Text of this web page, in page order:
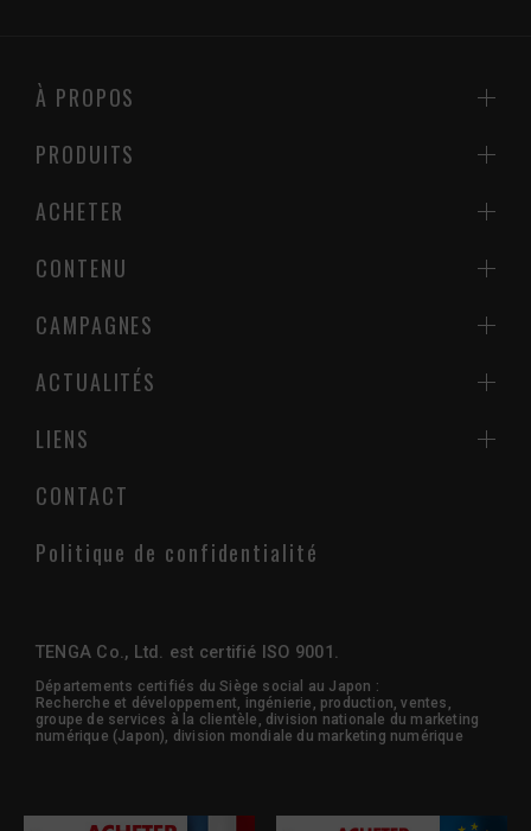
À PROPOS
PRODUITS
ACHETER
CONTENU
ACTUALITÉS
CONTACT
Politique de confidentialité
CAMPAGNES
LIENS
TENGA Co., Ltd. est certifié ISO 9001.
Départements certifiés du Siège social au Japon :
Recherche et développement, ingénierie, production, ventes,
groupe de services à la clientèle, division nationale du marketing
numérique (Japon), division mondiale du marketing numérique